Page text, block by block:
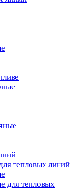
тепловых линий
для тепловых